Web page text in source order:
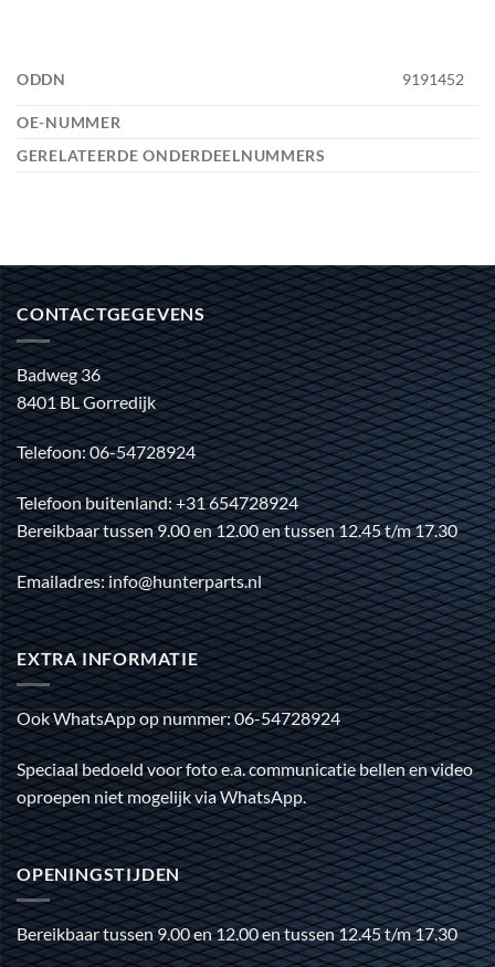
ODDN 9191452
OE-NUMMER
GERELATEERDE ONDERDEELNUMMERS
CONTACTGEGEVENS
Badweg 36
8401 BL Gorredijk
Telefoon: 06-54728924
Telefoon buitenland: +31 654728924
Bereikbaar tussen 9.00 en 12.00 en tussen 12.45 t/m 17.30
Emailadres: info@hunterparts.nl
EXTRA INFORMATIE
Ook WhatsApp op nummer: 06-54728924
Speciaal bedoeld voor foto e.a. communicatie bellen en video
oproepen niet mogelijk via WhatsApp.
OPENINGSTIJDEN
Bereikbaar tussen 9.00 en 12.00 en tussen 12.45 t/m 17.30